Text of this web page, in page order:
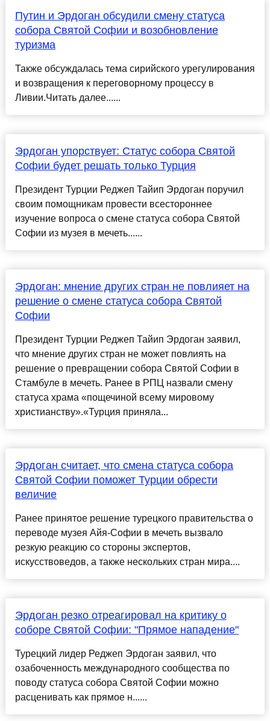
Путин и Эрдоган обсудили смену статуса
собора Святой Софии и возобновление
туризма
Также обсуждалась тема сирийского урегулирования
и возвращения к переговорному процессу в
Ливии.Читать далее......
Эрдоган упорствует: Статус собора Святой
Софии будет решать только Турция
Президент Турции Реджеп Тайип Эрдоган поручил
своим помощникам провести всестороннее
изучение вопроса о смене статуса собора Святой
Софии из музея в мечеть......
Эрдоган: мнение других стран не повлияет на
решение о смене статуса собора Святой
Софии
Президент Турции Реджеп Тайип Эрдоган заявил,
что мнение других стран не может повлиять на
решение о превращении собора Святой Софии в
Стамбуле в мечеть. Ранее в РПЦ назвали смену
статуса храма «пощечиной всему мировому
христианству».«Турция приняла...
Эрдоган считает, что смена статуса собора
Святой Софии поможет Турции обрести
величие
Ранее принятое решение турецкого правительства о
переводе музея Айя-Софии в мечеть вызвало
резкую реакцию со стороны экспертов,
искусствоведов, а также нескольких стран мира....
Эрдоган резко отреагировал на критику о
соборе Святой Софии: "Прямое нападение"
Турецкий лидер Реджеп Эрдоган заявил, что
озабоченность международного сообщества по
поводу статуса собора Святой Софии можно
расценивать как прямое н......